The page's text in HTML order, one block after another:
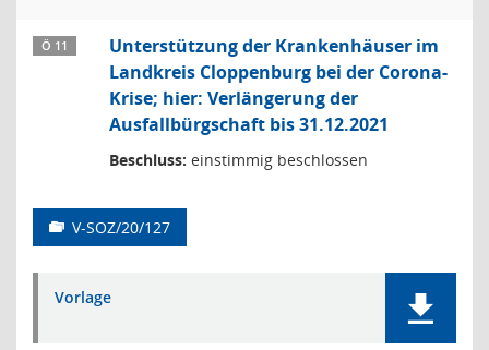
Ö 11
Unterstützung der Krankenhäuser im
Landkreis Cloppenburg bei der Corona-
Krise; hier: Verlängerung der
Ausfallbürgschaft bis 31.12.2021
Beschluss: einstimmig beschlossen
V-SOZ/20/127
Vorlage